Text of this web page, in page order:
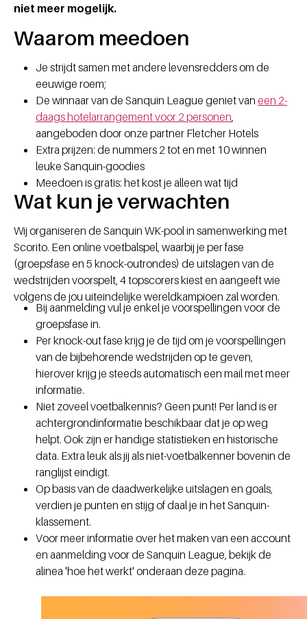
niet meer mogelijk.
Waarom meedoen
Je strijdt samen met andere levensredders om de
eeuwige roem;
De winnaar van de Sanquin League geniet van een 2-
daags hotelarrangement voor 2 personen,
aangeboden door onze partner Fletcher Hotels
Extra prijzen: de nummers 2 tot en met 10 winnen
leuke Sanquin-goodies
Meedoen is gratis: het kost je alleen wat tijd
Wat kun je verwachten
Wij organiseren de Sanquin WK-pool in samenwerking met
Scorito. Een online voetbalspel, waarbij je per fase
(groepsfase en 5 knock-outrondes) de uitslagen van de
wedstrijden voorspelt, 4 topscorers kiest en aangeeft wie
volgens de jou uiteindelijke wereldkampioen zal worden.
Bij aanmelding vul je enkel je voorspellingen voor de
groepsfase in.
Per knock-out fase krijg je de tijd om je voorspellingen
van de bijbehorende wedstrijden op te geven,
hierover krijg je steeds automatisch een mail met meer
informatie.
Niet zoveel voetbalkennis? Geen punt! Per land is er
achtergrondinformatie beschikbaar dat je op weg
helpt. Ook zijn er handige statistieken en historische
data. Extra leuk als jij als niet-voetbalkenner bovenin de
ranglijst eindigt.
Op basis van de daadwerkelijke uitslagen en goals,
verdien je punten en stijg of daal je in het Sanquin-
klassement.
Voor meer informatie over het maken van een account
en aanmelding voor de Sanquin League, bekijk de
alinea 'hoe het werkt' onderaan deze pagina.